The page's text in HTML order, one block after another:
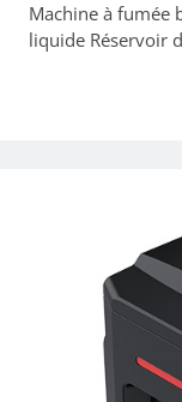
Machine à fumée
liquide Réservoir